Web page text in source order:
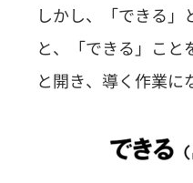
しかし、「できる
と、「できる」こ
と開き、導く作業に